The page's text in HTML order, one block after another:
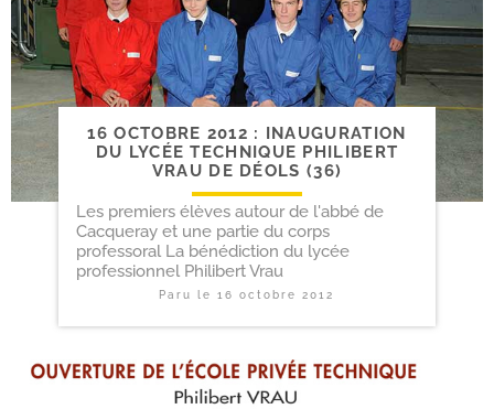
16 OCTOBRE 2012 : INAUGURATION
DU LYCÉE TECHNIQUE PHILIBERT
VRAU DE DÉOLS (36)
Les premiers élèves autour de l'abbé de
Cacqueray et une partie du corps
professoral La bénédiction du lycée
professionnel Philibert Vrau
Paru le16 octobre 2012